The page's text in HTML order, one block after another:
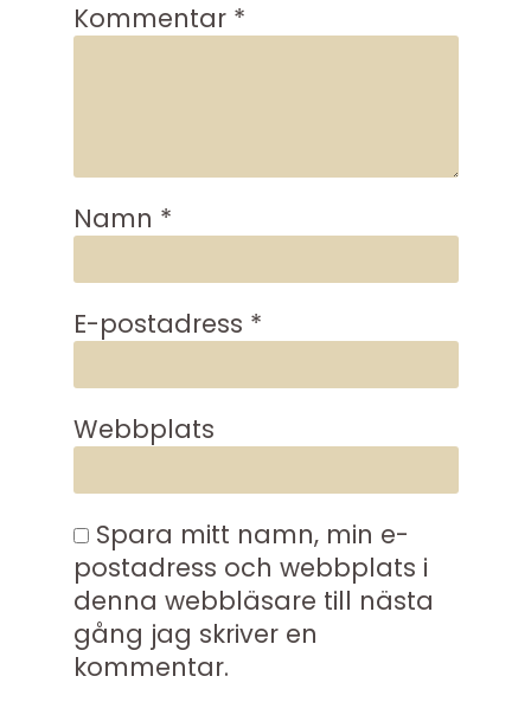
Kommentar *
Namn *
E-postadress *
Webbplats
Spara mitt namn, min e-
postadress och webbplats i
denna webbläsare till nästa
gång jag skriver en
kommentar.